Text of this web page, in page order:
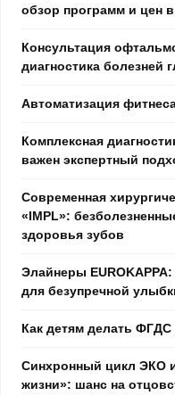
обзор программ и цен
Консультация
диагностика болезней
Автоматизация
Комплексная
важен экспертный
Современная
«IMPL»:
здоровья зубов
Элайнеры
для безупречной
Как детям делать
Синхронный цикл ЭКО
жизни»: шанс на